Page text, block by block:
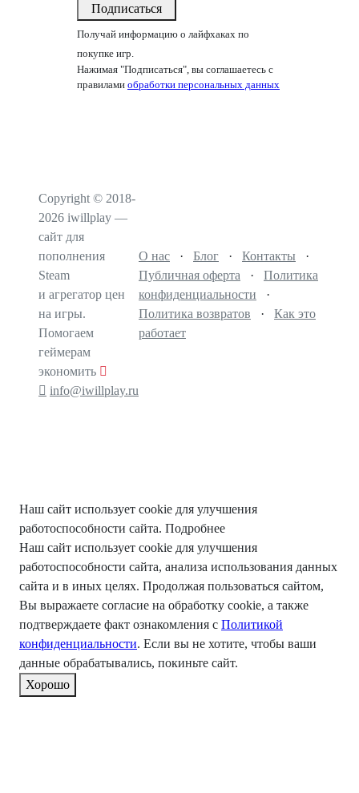
Подписаться
Получай информацию о лайфхаках по
покупке игр.
Нажимая "Подписаться", вы соглашаетесь с
правилами обработки персональных данных
Copyright © 2018-
2026 iwillplay —
сайт для
пополнения
Steam
и агрегатор цен
на игры.
Помогаем
геймерам
экономить
info@iwillplay.ru
О нас · Блог · Контакты ·
Публичная оферта · Политика
конфиденциальности ·
Политика возвратов · Как это
работает
Наш сайт использует cookie для улучшения
работоспособности сайта. Подробнее
Наш сайт использует cookie для улучшения
работоспособности сайта, анализа использования данных
сайта и в иных целях. Продолжая пользоваться сайтом,
Вы выражаете согласие на обработку cookie, а также
подтверждаете факт ознакомления с Политикой
конфиденциальности. Если вы не хотите, чтобы ваши
данные обрабатывались, покиньте сайт.
Хорошо